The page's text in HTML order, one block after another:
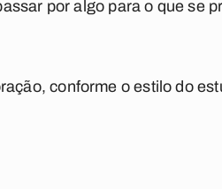
por algo para o que se
conforme o estilo do